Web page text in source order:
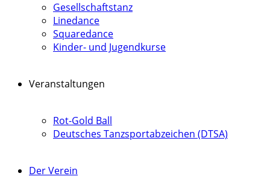
Gesellschaftstanz
Linedance
Squaredance
Kinder- und Jugendkurse
Veranstaltungen
Rot-Gold Ball
Deutsches Tanzsportabzeichen (DTSA)
Der Verein